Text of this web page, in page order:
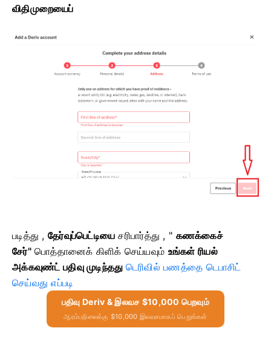
விதிமுறையைப்
படித்து , தேர்வுப்பெட்டியை சரிபார்த்து , " கணக்கைச்
சேர்"பொத்தானைக் கிளிக் செய்யவும் உங்கள் ரியல்
அக்கவுண்ட் பதிவு முடிந்தது டெரிவில் பணத்தை டெபாசிட்
செய்வது எப்படி
பதிவு Deriv & இலவச $10,000 பெறவும்
ஆரம்பநிலைக்கு $10,000 இலவசமாகப் பெறுங்கள்